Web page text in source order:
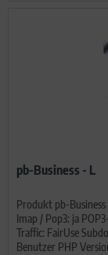
pb-Business - L
Produkt pb-
Imap / Pop3: ja
Traffic: FairUse
Benutzer PHP